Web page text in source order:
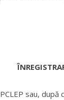
sau,